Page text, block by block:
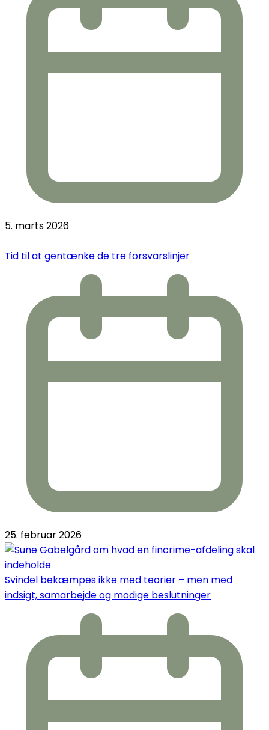
5. marts 2026
Tid til at gentænke de tre forsvarslinjer
25. februar 2026
Svindel bekæmpes ikke med teorier – men med
indsigt, samarbejde og modige beslutninger